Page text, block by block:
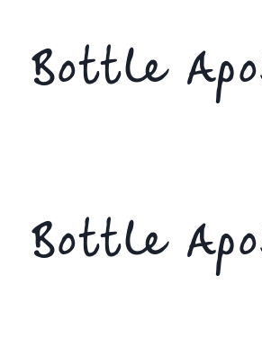
Bottle
Bottle